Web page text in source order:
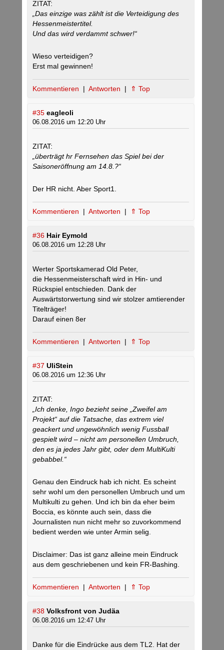
ZITAT:
„Das einzige was zählt ist die Verteidigung des
Hessenmeistertitel.
Und das wird verdammt schwer!“
Wieso verteidigen?
Erst mal gewinnen!
Kommentieren | Antworten | ⇑ Top
#35 eagleoli
06.08.2016 um 12:20 Uhr
ZITAT:
„überträgt hr Fernsehen das Spiel bei der
Saisoneröffnung am 14.8.?“
Der HR nicht. Aber Sport1.
Kommentieren | Antworten | ⇑ Top
#36 Hair Eymold
06.08.2016 um 12:28 Uhr
Werter Sportskamerad Old Peter,
die Hessenmeisterschaft wird in Hin- und
Rückspiel entschieden. Dank der
Auswärtstorwertung sind wir stolzer amtierender
Titelträger!
Darauf einen 8er
Kommentieren | Antworten | ⇑ Top
#37 UliStein
06.08.2016 um 12:36 Uhr
ZITAT:
„Ich denke, Ingo bezieht seine „Zweifel am
Projekt“ auf die Tatsache, das extrem viel
geackert und ungewöhnlich wenig Fussball
gespielt wird – nicht am personellen Umbruch,
den es ja jedes Jahr gibt, oder dem MultiKulti
gebabbel.“
Genau den Eindruck hab ich nicht. Es scheint
sehr wohl um den personellen Umbruch und um
Multikulti zu gehen. Und ich bin da eher beim
Boccia, es könnte auch sein, dass die
Journalisten nun nicht mehr so zuvorkommend
bedient werden wie unter Armin selig.
Disclaimer: Das ist ganz alleine mein Eindruck
aus dem geschriebenen und kein FR-Bashing.
Kommentieren | Antworten | ⇑ Top
#38 Volksfront von Judäa
06.08.2016 um 12:47 Uhr
Danke für die Eindrücke aus dem TL2. Hat der